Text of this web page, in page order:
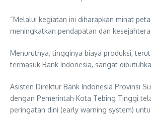
“Melalui kegiatan ini diharapkan minat
meningkatkan pendapatan dan
Menurutnya, tingginya biaya produksi,
termasuk Bank Indonesia, sangat
Asisten Direktur Bank Indonesia Provinsi
dengan Pemerintah Kota Tebing Tinggi
peringatan dini (early warning system)